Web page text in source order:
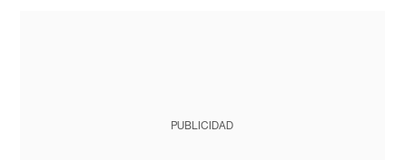
PUBLICIDAD